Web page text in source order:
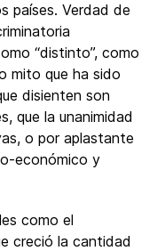
países. Verdad de
“distinto”, como
mito que ha sido
disienten son
que la unanimidad
o por aplastante
económico y
como el
creció la cantidad